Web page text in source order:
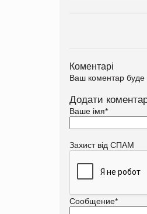
Коментарі
Ваш коментар буде
Додати
Ваше імя*
Захист від СПАМ
Сообщение*